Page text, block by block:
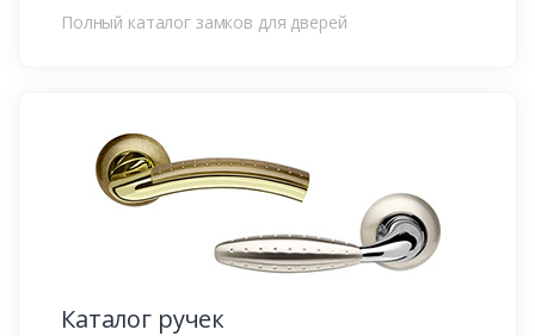
Полный каталог замков для дверей
Каталог ручек